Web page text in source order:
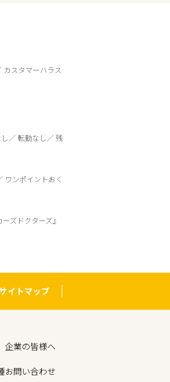
カスタマーハラス
転勤なし
残
ワンポイントおく
ズドクターズ』
イトマップ
企業の皆様へ
お問い合わせ